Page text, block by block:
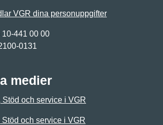
VGR dina personuppgifter
10-441 00 00
0131
medier
Stöd och service i VGR
Stöd och service i VGR